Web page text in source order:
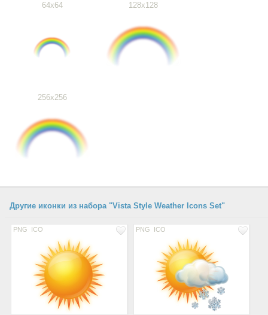
64x64 128x128
256x256
Другие иконки из набора "Vista Style Weather Icons Set"
PNG ICO PNG ICO